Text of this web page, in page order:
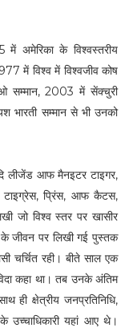
में अमेरिका के विश्वस्तरीय
में विश्व में विश्वजीव कोष
सम्मान, 2003 में सेंक्चुरी
भारती सम्मान से भी उनको
दि लीजेंड आफ मैनइटर टाइगर,
टाइग्रेस, प्रिंस, आफ कैटस,
जो विश्व स्तर पर खासीर
के जीवन पर लिखी गई पुस्तक
चर्चित रही। बीते साल एक
कहा था। तब उनके अंतिम
ही क्षेत्रीय जनप्रतिनिधि,
उच्चाधिकारी यहां आए थे।